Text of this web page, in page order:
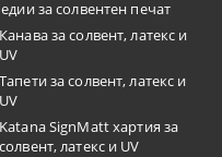
за солвентен печат
Канава за солвент, латекс и
UV
Тапети за солвент, латекс и
UV
Katana SignMatt хартия за
солвент, латекс и UV